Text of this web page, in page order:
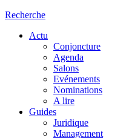
Recherche
Actu
Conjoncture
Agenda
Salons
Evénements
Nominations
A lire
Guides
Juridique
Management